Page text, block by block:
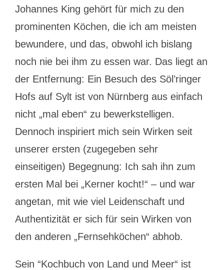
Johannes King gehört für mich zu den
prominenten Köchen, die ich am meisten
bewundere, und das, obwohl ich bislang
noch nie bei ihm zu essen war. Das liegt an
der Entfernung: Ein Besuch des Söl’ringer
Hofs auf Sylt ist von Nürnberg aus einfach
nicht „mal eben“ zu bewerkstelligen.
Dennoch inspiriert mich sein Wirken seit
unserer ersten (zugegeben sehr
einseitigen) Begegnung: Ich sah ihn zum
ersten Mal bei „Kerner kocht!“ – und war
angetan, mit wie viel Leidenschaft und
Authentizität er sich für sein Wirken von
den anderen „Fernsehköchen“ abhob.
Sein “Kochbuch von Land und Meer“ ist